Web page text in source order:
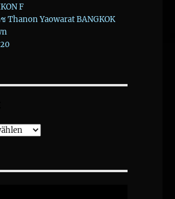
F
ช Thanon Yaowarat BANGKOK